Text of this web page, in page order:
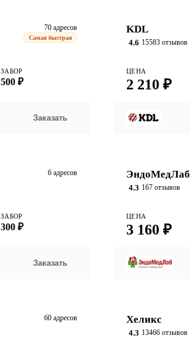
70 адресов
Самая быстрая
ЗАБОР
500 ₽
Заказать
KDL
4.6 15583 отзывов
ЦЕНА
2 210 ₽
6 адресов
ЗАБОР
300 ₽
Заказать
ЭндоМедЛаб
4.3 167 отзывов
ЦЕНА
3 160 ₽
60 адресов Хеликс
4.3 13466 отзывов